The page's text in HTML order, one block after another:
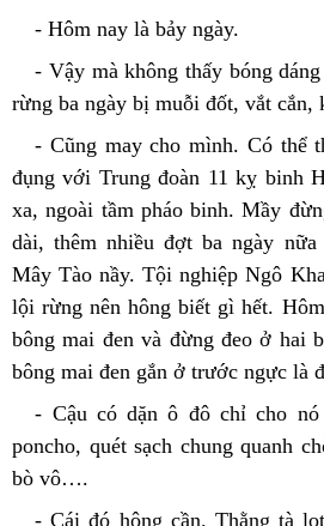
- Hôm nay là bảy ngày.
- Vậy mà không thấy bóng
rừng ba ngày bị muỗi đốt, vắt cắn,
- Cũng may cho mình. Có thể
đụng với Trung đoàn 11 kỵ binh
xa, ngoài tầm pháo binh. Mầy
dài, thêm nhiều đợt ba ngày
Mây Tào nầy. Tội nghiệp Ngô
lội rừng nên hông biết gì hết.
bông mai đen và đừng đeo ở hai
bông mai đen gắn ở trước ngực là
- Cậu có dặn ô đô chỉ cho nó
poncho, quét sạch chung quanh
bò vô….
- Cái đó hông cần. Thằng tà